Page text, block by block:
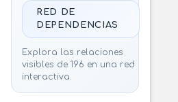
RED DE
DEPENDENCIAS
Explora las relaciones
visibles de 196 en una red
interactiva.